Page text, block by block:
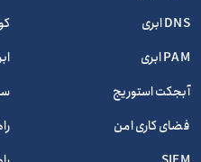
DNS ابری
PAM ابری
آبجکت استوریج
فضای کاری امن